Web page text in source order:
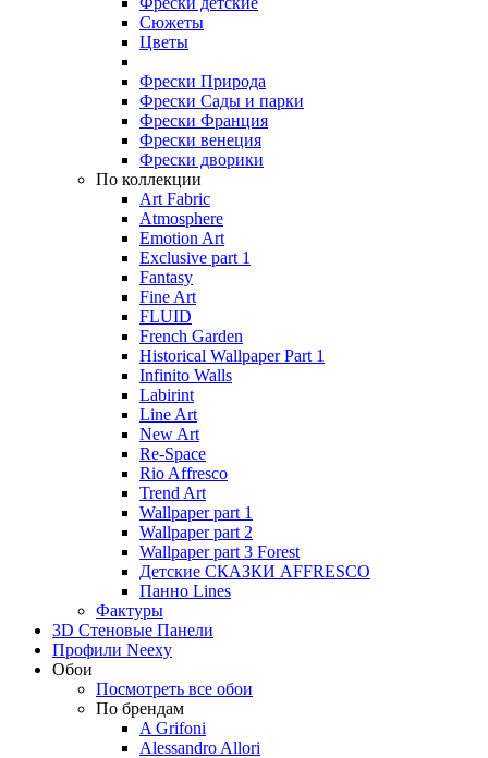
Сюжеты
Цветы
Фрески Природа
Фрески Сады и парки
Фрески Франция
Фрески венеция
Фрески дворики
По коллекции
Art Fabric
Atmosphere
Emotion Art
Exclusive part 1
Fantasy
Fine Art
FLUID
French Garden
Historical Wallpaper Part 1
Infinito Walls
Labirint
Line Art
New Art
Re-Space
Rio Affresco
Trend Art
Wallpaper part 1
Wallpaper part 2
Wallpaper part 3 Forest
Детские СКАЗКИ AFFRESCO
Панно Lines
Фактуры
3D Стеновые Панели
Профили Neexy
Обои
Посмотреть все обои
По брендам
A Grifoni
Alessandro Allori